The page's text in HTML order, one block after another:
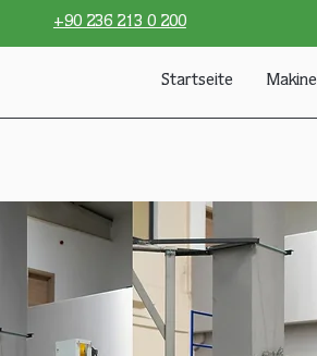
+90 236 213 0 200
Startseite